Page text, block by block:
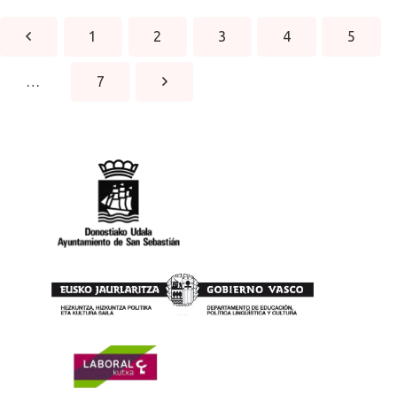
1 2 3 4 5
… 7